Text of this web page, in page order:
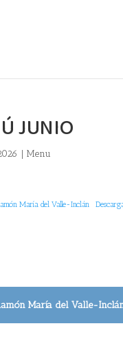
JUNIO
|Menu
María del Valle-Inclán
María del Valle-